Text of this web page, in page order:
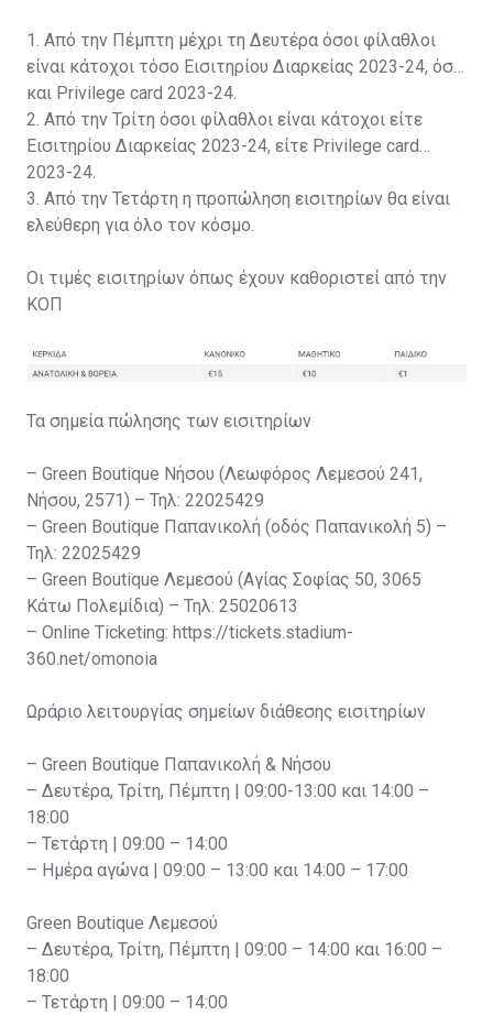
1. Από την Πέμπτη μέχρι τη Δευτέρα όσοι φίλαθλοι
είναι κάτοχοι τόσο Εισιτηρίου Διαρκείας 2023-24, όσο
και Privilege card 2023-24.
2. Από την Τρίτη όσοι φίλαθλοι είναι κάτοχοι είτε
Εισιτηρίου Διαρκείας 2023-24, είτε Privilege card
2023-24.
3. Από την Τετάρτη η προπώληση εισιτηρίων θα είναι
ελεύθερη για όλο τον κόσμο.
Οι τιμές εισιτηρίων όπως έχουν καθοριστεί από την
ΚΟΠ
Τα σημεία πώλησης των εισιτηρίων
– Green Boutique Νήσου (Λεωφόρος Λεμεσού 241,
Νήσου, 2571) – Τηλ: 22025429
– Green Boutique Παπανικολή (οδός Παπανικολή 5) –
Τηλ: 22025429
– Green Boutique Λεμεσού (Αγίας Σοφίας 50, 3065
Κάτω Πολεμίδια) – Τηλ: 25020613
– Online Ticketing: https://tickets.stadium-
360.net/omonoia
Ωράριο λειτουργίας σημείων διάθεσης εισιτηρίων
– Green Boutique Παπανικολή & Νήσου
– Δευτέρα, Τρίτη, Πέμπτη | 09:00-13:00 και 14:00 –
18:00
– Τετάρτη | 09:00 – 14:00
– Ημέρα αγώνα | 09:00 – 13:00 και 14:00 – 17:00
Green Boutique Λεμεσού
– Δευτέρα, Τρίτη, Πέμπτη | 09:00 – 14:00 και 16:00 –
18:00
– Τετάρτη | 09:00 – 14:00